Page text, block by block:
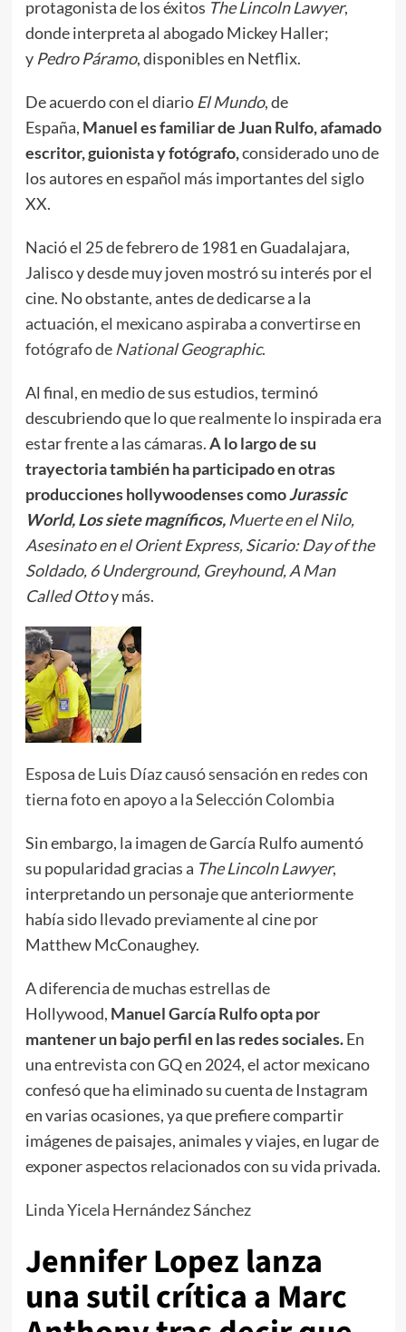
protagonista de los éxitos The Lincoln Lawyer,
donde interpreta al abogado Mickey Haller;
y Pedro Páramo, disponibles en Netflix.
De acuerdo con el diario El Mundo, de
España, Manuel es familiar de Juan Rulfo, afamado
escritor, guionista y fotógrafo,considerado uno de
los autores en español más importantes del siglo
XX.
Nació el 25 de febrero de 1981 en Guadalajara,
Jalisco y desde muy joven mostró su interés por el
cine. No obstante, antes de dedicarse a la
actuación,el mexicano aspiraba a convertirse en
fotógrafo de National Geographic.
Al final, en medio de sus estudios, terminó
descubriendo que lo que realmente lo inspirada era
estar frente a las cámaras.A lo largo de su
trayectoria también ha participado en otras
producciones hollywoodenses comoJurassic
World, Los siete magníficos,Muerte en el Nilo,
Asesinato en el Orient Express, Sicario: Day of the
Soldado, 6 Underground, Greyhound, A Man
Called Ottoy más.
Esposa de Luis Díaz causó sensación en redes con
tierna foto en apoyo a la Selección Colombia
Sin embargo, la imagen de García Rulfo aumentó
su popularidad gracias a The Lincoln Lawyer,
interpretando un personaje que anteriormente
había sido llevado previamente al cine por
Matthew McConaughey.
A diferencia de muchas estrellas de
Hollywood, Manuel García Rulfo opta por
mantener un bajo perfil en las redes sociales.En
una entrevista con GQ en 2024, el actor mexicano
confesó que ha eliminado su cuenta de Instagram
en varias ocasiones, ya que prefiere compartir
imágenes de paisajes, animales y viajes, en lugar de
exponer aspectos relacionados con su vida privada.
Linda Yicela Hernández Sánchez
Jennifer Lopez lanza
una sutil crítica a Marc